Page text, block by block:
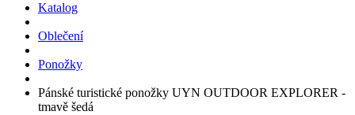
Katalog
Oblečení
Ponožky
Pánské turistické ponožky UYN OUTDOOR EXPLORER -
tmavě šedá